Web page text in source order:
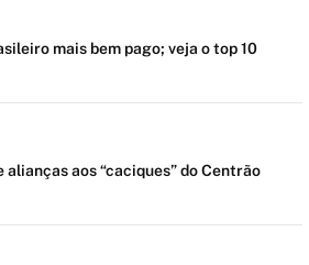
mais bem pago; veja o top 10
aos “caciques” do Centrão